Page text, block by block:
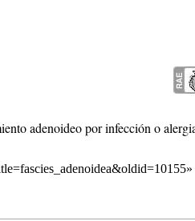
adenoideo por infección o
»